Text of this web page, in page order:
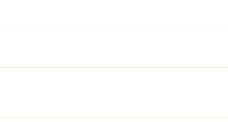
động.
Phố cổ Hội An.